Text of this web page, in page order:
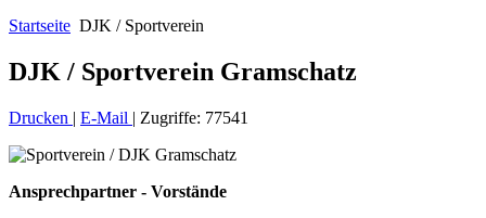
Startseite DJK / Sportverein
DJK / Sportverein Gramschatz
Drucken | E-Mail | Zugriffe: 77541
Ansprechpartner - Vorstände